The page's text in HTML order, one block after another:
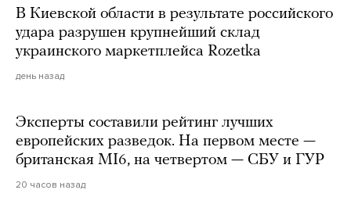
В Киевской области в результате российского
удара разрушен крупнейший склад
украинского маркетплейса Rozetka
день назад
Эксперты составили рейтинг лучших
европейских разведок. На первом месте —
британская MI6, на четвертом — СБУ и ГУР
20 часов назад